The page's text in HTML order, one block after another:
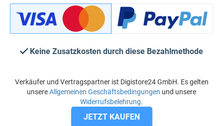
Keine Zusatzkosten durch diese Bezahlmethode
Verkäufer und Vertragspartner ist Digistore24 GmbH. Es gelten
unsereAllgemeinen Geschäftsbedingungen und unsere
Widerrufsbelehrung.
JETZT KAUFEN